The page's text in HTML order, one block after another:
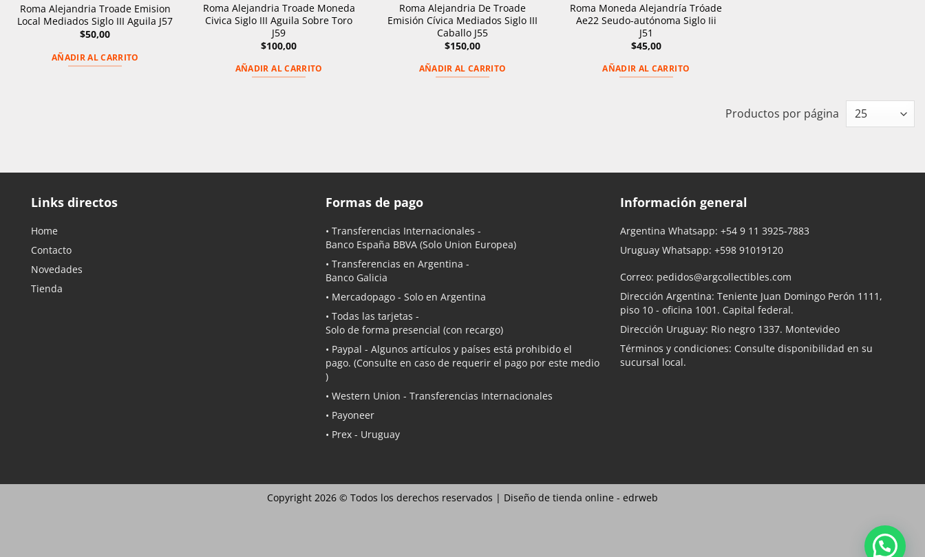
Roma Alejandria Troade Emision
Local Mediados Siglo III Aguila J57
$50,00
AÑADIR AL CARRITO
Roma Alejandria Troade Moneda
Civica Siglo III Aguila Sobre Toro
J59
$100,00
AÑADIR AL CARRITO
Roma Alejandria De Troade
Emisión Cívica Mediados Siglo III
Caballo J55
$150,00
AÑADIR AL CARRITO
Roma Moneda Alejandría Tróade
Ae22 Seudo-autónoma Siglo Iii
J51
$45,00
AÑADIR AL CARRITO
Productos por página
Links directos
Home
Contacto
Novedades
Tienda
Formas de pago
• Transferencias Internacionales -
Banco España BBVA (Solo Union Europea)
• Transferencias en Argentina -
Banco Galicia
• Mercadopago - Solo en Argentina
• Todas las tarjetas -
Solo de forma presencial (con recargo)
• Paypal - Algunos artículos y países está prohibido el
pago. (Consulte en caso de requerir el pago por este medio
)
• Western Union - Transferencias Internacionales
• Payoneer
• Prex - Uruguay
Información general
Argentina Whatsapp: +54 9 11 3925-7883
Uruguay Whatsapp: +598 91019120
Correo: pedidos@argcollectibles.com
Dirección Argentina: Teniente Juan Domingo Perón 1111,
piso 10 - oficina 1001. Capital federal.
Dirección Uruguay: Rio negro 1337. Montevideo
Términos y condiciones: Consulte disponibilidad en su
sucursal local.
Copyright 2026 © Todos los derechos reservados | Diseño de tienda online - edrweb